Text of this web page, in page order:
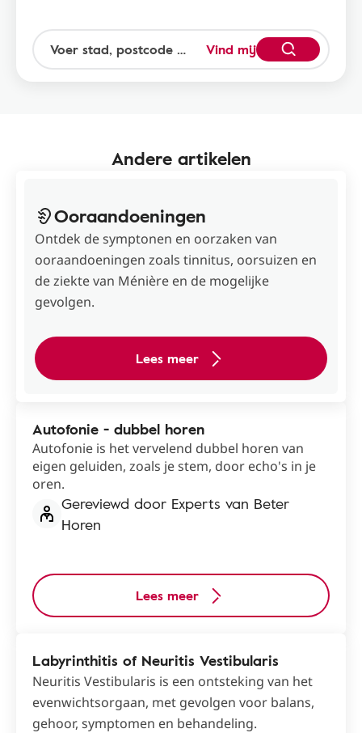
Vind mij
Andere artikelen
Ooraandoeningen
Ontdek de symptonen en oorzaken van
ooraandoeningen zoals tinnitus, oorsuizen en
de ziekte van Ménière en de mogelijke
gevolgen.
Lees meer
Autofonie - dubbel horen
Autofonie is het vervelend dubbel horen van
eigen geluiden, zoals je stem, door echo's in je
oren.
Gereviewd door Experts van Beter
Horen
Lees meer
Labyrinthitis of Neuritis Vestibularis
Neuritis Vestibularis is een ontsteking van het
evenwichtsorgaan, met gevolgen voor balans,
gehoor, symptomen en behandeling.